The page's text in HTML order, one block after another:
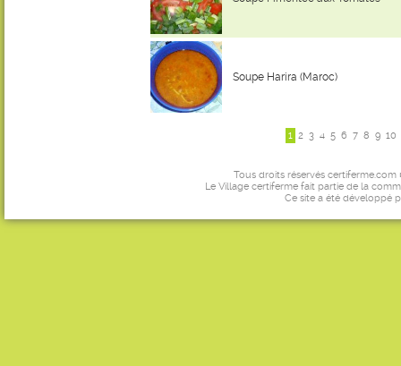
Soupe Harira (Maroc)
1 2 3 4 5 6 7 8 9 10
Tous droits réservés certiferme.com
Le Village certiferme fait partie de la
Ce site a été développé